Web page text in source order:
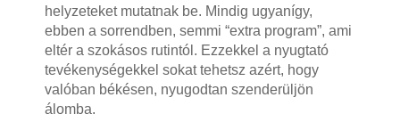
helyzeteket mutatnak be. Mindig ugyanígy,
ebben a sorrendben, semmi “extra program”, ami
eltér a szokásos rutintól. Ezzekkel a nyugtató
tevékenységekkel sokat tehetsz azért, hogy
valóban békésen, nyugodtan szenderüljön
álomba.